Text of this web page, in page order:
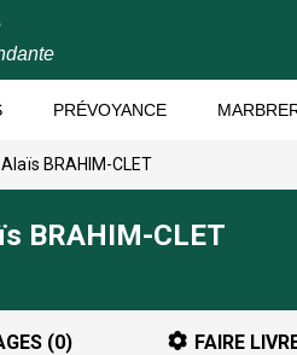
PRÉVOYANCE
BRAHIM-CLET
BRAHIM-CLET
(0) FAIRE